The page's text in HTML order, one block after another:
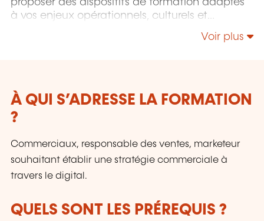
proposer des dispositifs de formation adaptés
à vos enjeux opérationnels, culturels et
humains. Grâce à une approche personnalisée,
nous construisons avec vous des solutions
votre organisation.
Voir plus
À QUI S’ADRESSE LA FORMATION
?
Commerciaux, responsable des ventes, marketeur
souhaitant établir une stratégie commerciale à
travers le digital.
QUELS SONT LES PRÉREQUIS ?